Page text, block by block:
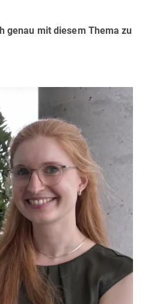
genau mit diesem Thema zu